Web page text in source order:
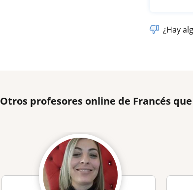
¿Hay
Otros profesores online de Francés